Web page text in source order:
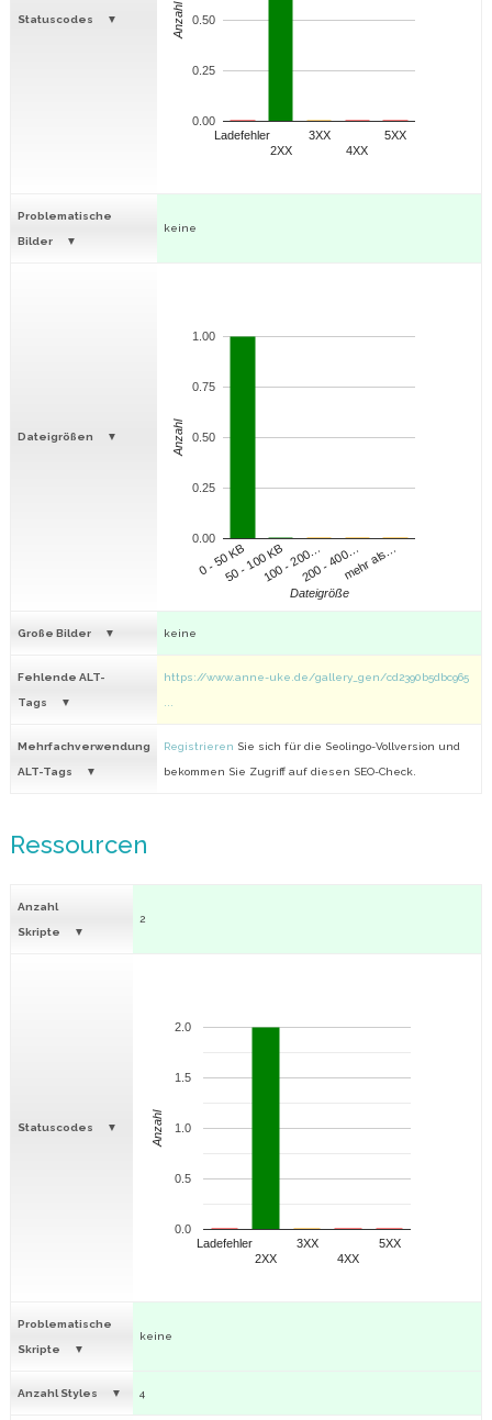
Statuscodes
Ladefehler
2XX
3XX
4XX
5XX
0.00
0.25
0.50
Anzahl
Problematische
Bilder
keine
Dateigrößen
0 - 50 KB50 - 100 KB100 - 200…200 - 400…mehr als…
0.00
0.25
0.50
0.75
1.00
Dateigröße
Anzahl
Große Bilder keine
Fehlende ALT-
Tags
https://www.anne-uke.de/gallery_gen/cd2390b5dbc965
Mehrfachverwendung
ALT-Tags
Registrieren Sie sich für die Seolingo-Vollversion und
bekommen Sie Zugriff auf diesen SEO-Check.
Ressourcen
Anzahl
Skripte
2
Statuscodes
Ladefehler
2XX
3XX
4XX
5XX
0.0
0.5
1.0
1.5
2.0
Anzahl
Problematische
Skripte
keine
Anzahl Styles 4